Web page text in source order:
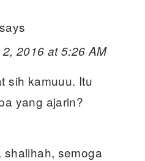
says
2016 at 5:26 AM
sih kamuuu. Itu
yang ajarin?
semoga